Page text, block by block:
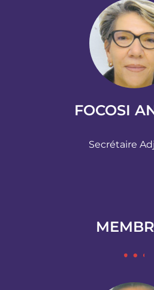
FOCOSI
Secrétaire